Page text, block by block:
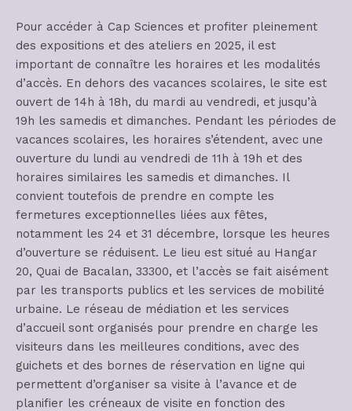
Pour accéder à Cap Sciences et profiter pleinement
des expositions et des ateliers en 2025, il est
important de connaître les horaires et les modalités
d’accès. En dehors des vacances scolaires, le site est
ouvert de 14h à 18h, du mardi au vendredi, et jusqu’à
19h les samedis et dimanches. Pendant les périodes de
vacances scolaires, les horaires s’étendent, avec une
ouverture du lundi au vendredi de 11h à 19h et des
horaires similaires les samedis et dimanches. Il
convient toutefois de prendre en compte les
fermetures exceptionnelles liées aux fêtes,
notamment les 24 et 31 décembre, lorsque les heures
d’ouverture se réduisent. Le lieu est situé au Hangar
20, Quai de Bacalan, 33300, et l’accès se fait aisément
par les transports publics et les services de mobilité
urbaine. Le réseau de médiation et les services
d’accueil sont organisés pour prendre en charge les
visiteurs dans les meilleures conditions, avec des
guichets et des bornes de réservation en ligne qui
permettent d’organiser sa visite à l’avance et de
planifier les créneaux de visite en fonction des